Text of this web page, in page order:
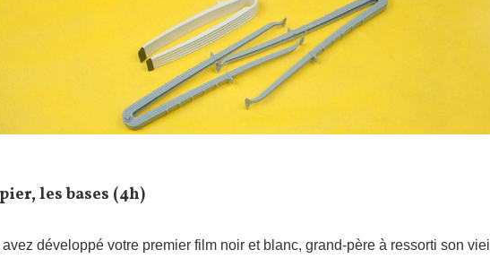
les bases (4h)
développé votre premier film noir et blanc, grand-père à ressorti son vieil